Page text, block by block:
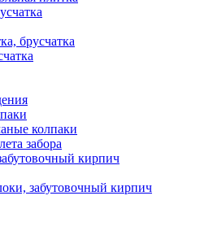
брусчатка
колпаки
забора
кирпич
забутовочный кирпич